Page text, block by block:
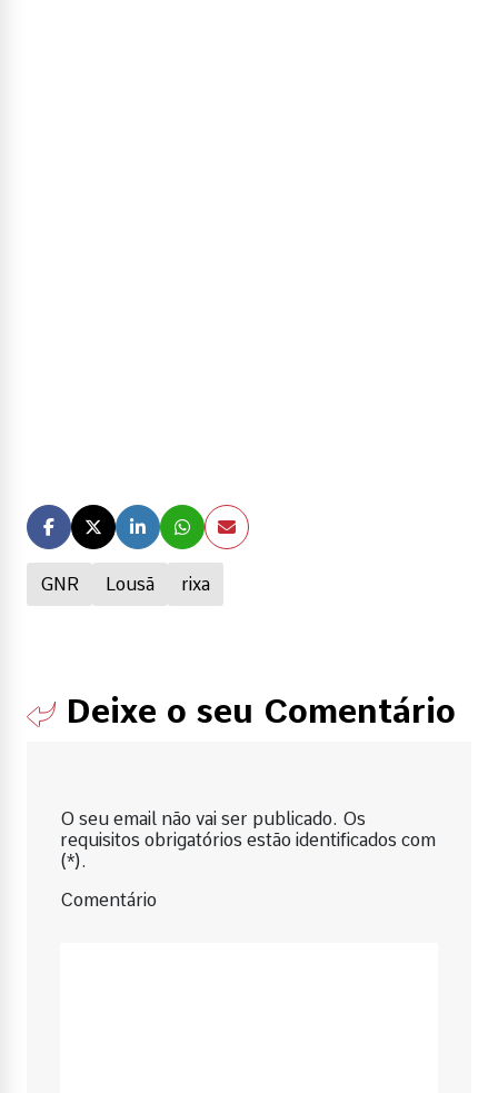
GNR Lousã rixa
Deixe o seu Comentário
O seu email não vai ser publicado. Os
requisitos obrigatórios estão identificados com
(*).
Comentário